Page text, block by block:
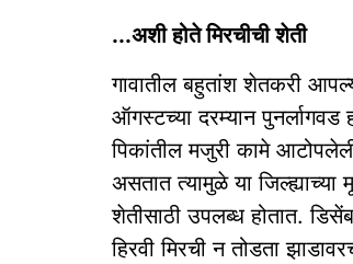
...अशी होते मिरचीची शेती
गावातील बहुतांश शेतकरी
ऑगस्टच्या दरम्यान पुनर्लागवड
पिकांतील मजुरी कामे
असतात त्यामुळे या
शेतीसाठी उपलब्ध होतात.
हिरवी मिरची न तोडता